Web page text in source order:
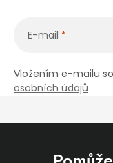
E-mail
Vložením e-mailu
osobních údajů